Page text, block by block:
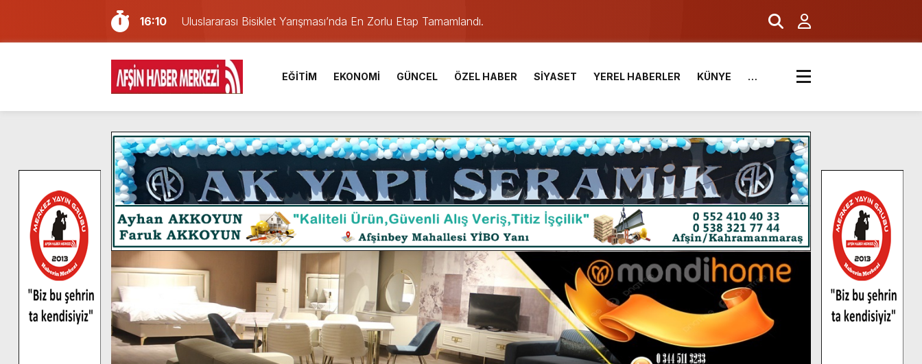
16:10
Uluslararası Bisiklet Yarışması’nda En Zorlu Etap Tamamlandı.
13:27
NOTER ONAYLI TYP LİSTESİ YAYINLANDI.
11:22
KAFUM Fuar Alanı Bulut ve Yavuz’un Ezgileriyle Şenlendi.
8:06
Afşinli bir hemşehrimizin de olduğu Filistin Konvoyu, güçlenerek ilerliyor.
14:05
Madrigal, Perşembe Günü KAFUM’da Sahne Alacak.
7:39
KEDİNİZ Mİ VAR?
7:27
Cumhurbaşkanı Erdoğan, Ayser Çalık Ortaokulu Şehitlerinin Aileleriyle Bir Araya Geldi.
13:57
Afşin Heyetinden Kaymakam Muammer Sarıdoğan’a Beşikdüzü’nde hayırlı olsun ziyareti.
10:34
Vatandaşlardan Ağustos Fuarı’na Tam Not.
6:31
Onikişubat Belediyesi’nin Üniversite Hazırlık Kursu başvurularında son gün 7 Ağustos.
EĞİTİM EKONOMİ GÜNCEL ÖZEL HABER SİYASET YEREL HABERLER KÜNYE …